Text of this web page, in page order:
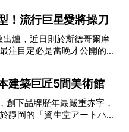
リカ・シアトルで誕生し
ャケット「スカイライナ
成したダウンウェア「カラ
カを代表するアウトドアブ
體制重振Eddie
《街道觀察員2—東京招牌
計及插圖照片揭露東京的
代關東大地震後，建築學
記錄日常細節；這種精神啟
等於80年代更將這種觀察方
患有空間恐懼症的精神分裂
林。 東京邊區最
京，又是另一番有趣的文化
！流行巨星愛將操刀
爐，近日則於斯德哥爾摩
注目定必是當晚才公開的神
藝術家Alexander Wessely
以音樂與光線交織的藝術
，極為有型。 Alexander
歷史的建築本身，由模擬
。 傳奇轉捩點！
建築巨匠5間美術館
創下品牌歷年最嚴重赤字，
靜岡的「資生堂アートハウ